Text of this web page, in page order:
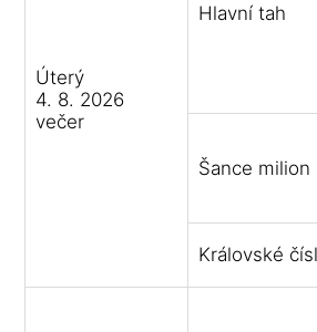
Úterý
4. 8. 2026
večer
Hlavní tah
Šance milion
Královské